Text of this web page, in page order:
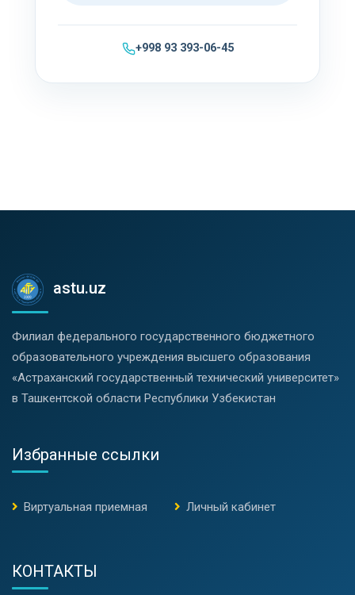
+998 93 393-06-45
astu.uz
Филиал федерального государственного бюджетного
образовательного учреждения высшего образования
«Астраханский государственный технический университет»
в Ташкентской области Республики Узбекистан
Избранные ссылки
Виртуальная приемная Личный кабинет
КОНТАКТЫ